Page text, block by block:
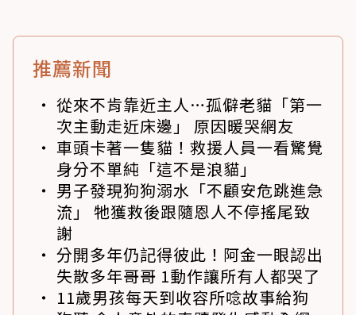
推薦新聞
從來不肯靠近主人…孤僻老貓「第一
次主動走近床邊」 原因暖哭網友
車頭卡著一隻貓！救援人員一看驚覺
身分不單純「這不是浪貓」
男子發現狗狗溺水「不顧安危跳進急
流」 牠獲救後跟隨恩人不停搖尾致
謝
分開多年仍記得彼此！阿金一眼認出
失散多年哥哥 1動作讓所有人都哭了
11歲男孩每天到收容所唸故事給狗